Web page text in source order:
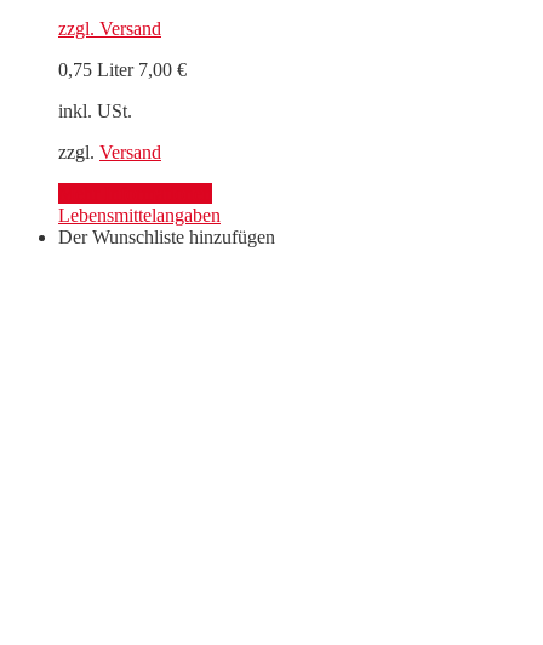
zzgl. Versand
0,75 Liter 7,00 €
inkl. USt.
zzgl. Versand
Lebensmittelangaben
Der Wunschliste hinzufügen